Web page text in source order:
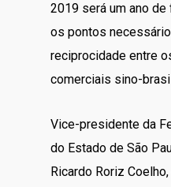
2019 será um ano
os pontos
reciprocidade entre
comerciais sino-
Vice-presidente da
do Estado de São
Ricardo Roriz